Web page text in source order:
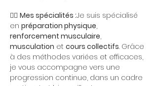
🏋️‍♀️ Mes spécialités :Je suis spécialisé
en préparation physique,
renforcement musculaire,
musculation et cours collectifs. Grâce
à des méthodes variées et efficaces,
je vous accompagne vers une
progression continue, dans un cadre